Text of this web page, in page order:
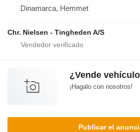
Dinamarca, Hemmet
Chr. Nielsen - Tingheden A/S
¿Vende
¡Hagalo con nosotros!
Publicar el